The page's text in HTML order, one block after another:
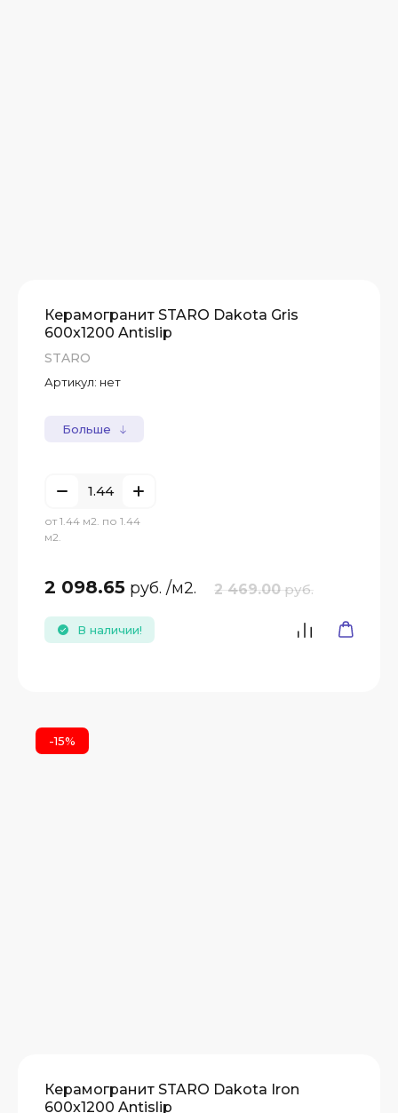
Керамогранит STARO Dakota Gris
600x1200 Antislip
STARO
Артикул: нет
Больше
от 1.44 м2. по 1.44
м2.
2 098.65 руб. /м2. 2 469.00 руб.
В наличии!
-15%
Керамогранит STARO Dakota Iron
600x1200 Antislip